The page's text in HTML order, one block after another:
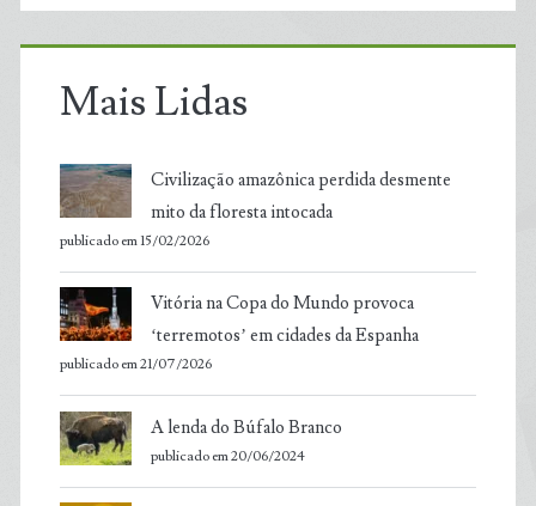
Mais Lidas
Civilização amazônica perdida desmente
mito da floresta intocada
publicado em 15/02/2026
Vitória na Copa do Mundo provoca
‘terremotos’ em cidades da Espanha
publicado em 21/07/2026
A lenda do Búfalo Branco
publicado em 20/06/2024